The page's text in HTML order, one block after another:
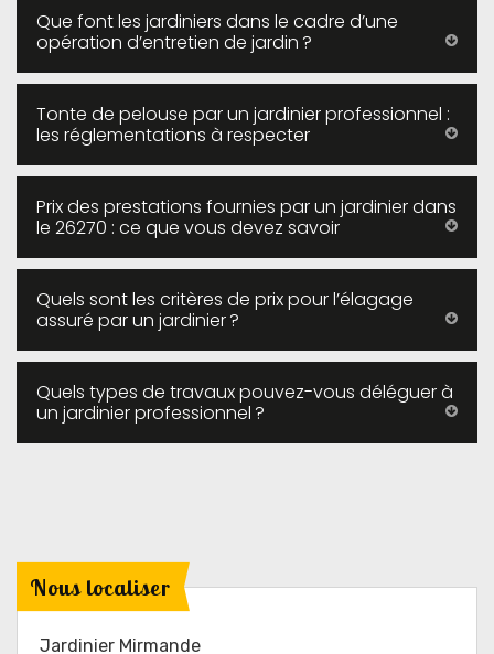
Que font les jardiniers dans le cadre d’une
opération d’entretien de jardin ?
Tonte de pelouse par un jardinier professionnel :
les réglementations à respecter
Prix des prestations fournies par un jardinier dans
le 26270 : ce que vous devez savoir
Quels sont les critères de prix pour l’élagage
assuré par un jardinier ?
Quels types de travaux pouvez-vous déléguer à
un jardinier professionnel ?
Nous localiser
Jardinier Mirmande